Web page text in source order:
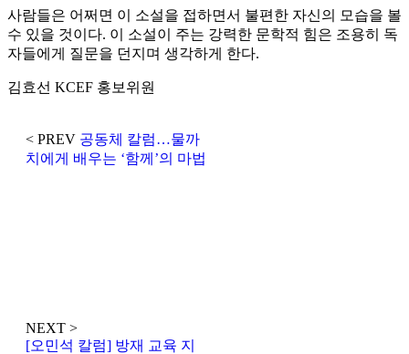
사람들은 어쩌면 이 소설을 접하면서 불편한 자신의 모습을 볼
수 있을 것이다. 이 소설이 주는 강력한 문학적 힘은 조용히 독
자들에게 질문을 던지며 생각하게 한다.
김효선 KCEF 홍보위원
< PREV 공동체 칼럼…물까
치에게 배우는 ‘함께’의 마법
NEXT >
[오민석 칼럼] 방재 교육 지